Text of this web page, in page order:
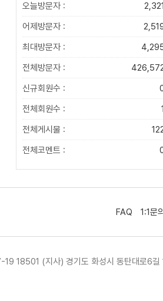
오늘방문자 :
2,321
어제방문자 :
최대방문자 :
전체방문자 :
신규회원수 :
전체회원수 :
1
전체게시물 :
전체코멘트 :
FAQ 1:1문의
18501 (지사) 경기도 화성시 동탄대로6길